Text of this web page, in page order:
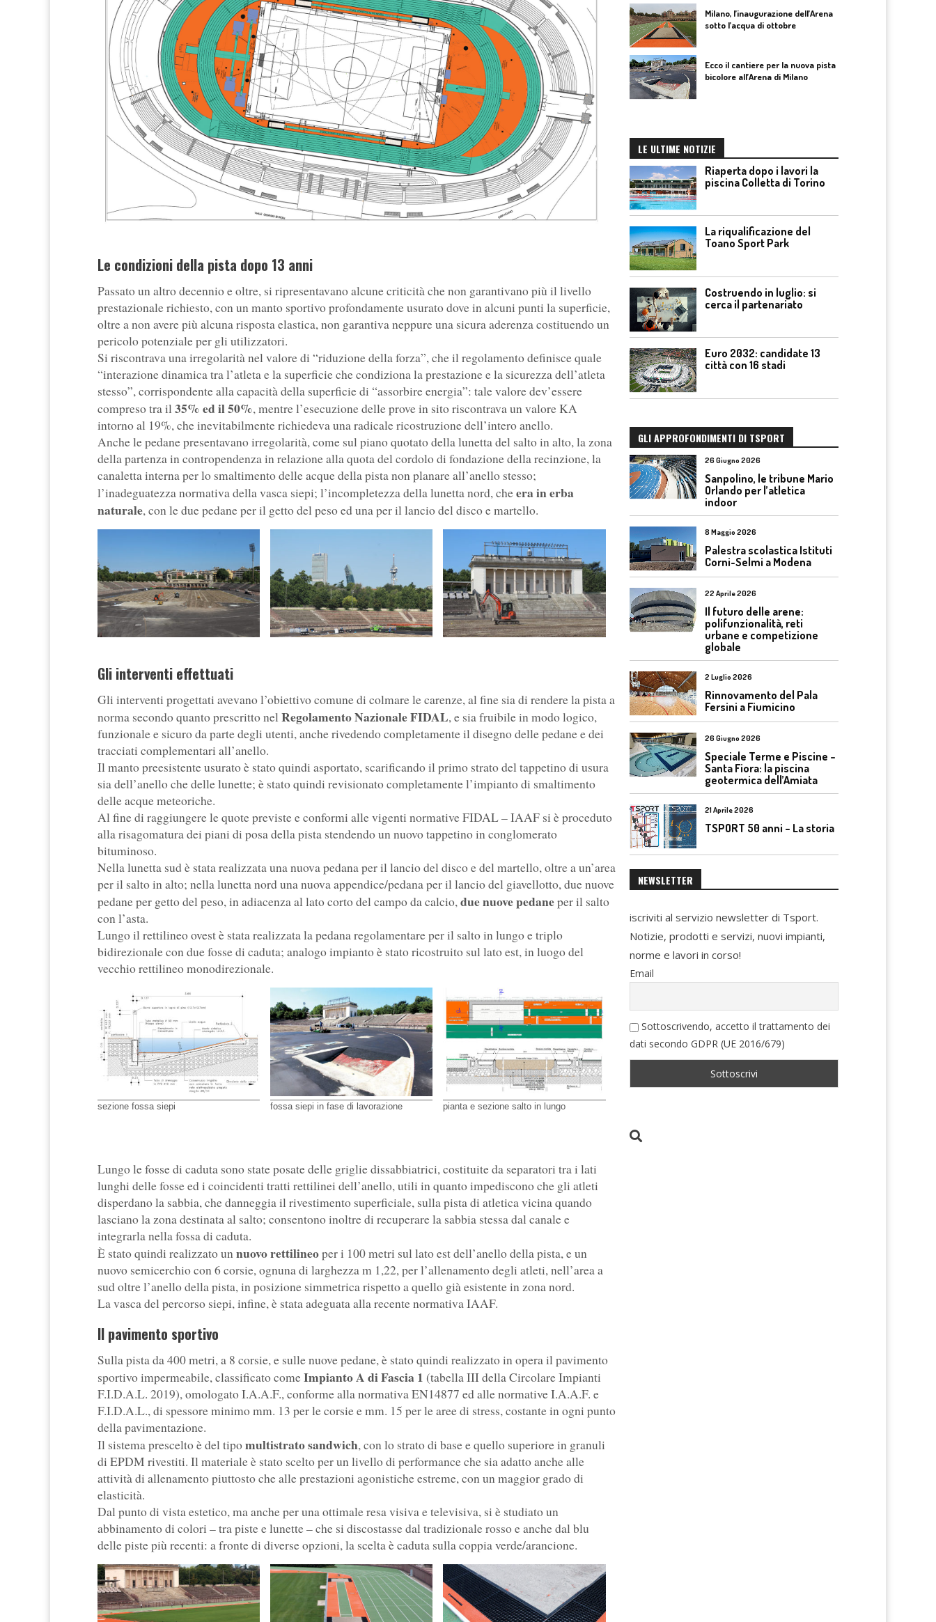
Le condizioni della pista dopo 13 anni
Passato un altro decennio e oltre, si ripresentavano alcune criticità che non garantivano più il livello
prestazionale richiesto, con un manto sportivo profondamente usurato dove in alcuni punti la superficie,
oltre a non avere più alcuna risposta elastica, non garantiva neppure una sicura aderenza costituendo un
pericolo potenziale per gli utilizzatori.
Si riscontrava una irregolarità nel valore di “riduzione della forza”, che il regolamento definisce quale
“interazione dinamica tra l’atleta e la superficie che condiziona la prestazione e la sicurezza dell’atleta
stesso”, corrispondente alla capacità della superficie di “assorbire energia”: tale valore dev’essere
compreso tra il 35% ed il 50%, mentre l’esecuzione delle prove in sito riscontrava un valore KA
intorno al 19%, che inevitabilmente richiedeva una radicale ricostruzione dell’intero anello.
Anche le pedane presentavano irregolarità, come sul piano quotato della lunetta del salto in alto, la zona
della partenza in contropendenza in relazione alla quota del cordolo di fondazione della recinzione, la
canaletta interna per lo smaltimento delle acque della pista non planare all’anello stesso;
l’inadeguatezza normativa della vasca siepi; l’incompletezza della lunetta nord, cheera in erba
naturale, con le due pedane per il getto del peso ed una per il lancio del disco e martello.
Gli interventi effettuati
Gli interventi progettati avevano l’obiettivo comune di colmare le carenze, al fine sia di rendere la pista a
norma secondo quanto prescritto nel Regolamento Nazionale FIDAL, e sia fruibile in modo logico,
funzionale e sicuro da parte degli utenti, anche rivedendo completamente il disegno delle pedane e dei
tracciati complementari all’anello.
Il manto preesistente usurato è stato quindi asportato, scarificando il primo strato del tappetino di usura
sia dell’anello che delle lunette; è stato quindi revisionato completamente l’impianto di smaltimento
delle acque meteoriche.
Al fine di raggiungere le quote previste e conformi alle vigenti normative FIDAL – IAAF si è proceduto
alla risagomatura dei piani di posa della pista stendendo un nuovo tappetino in conglomerato
bituminoso.
Nella lunetta sud è stata realizzata una nuova pedana per il lancio del disco e del martello, oltre a un’area
per il salto in alto; nella lunetta nord una nuova appendice/pedana per il lancio del giavellotto, due nuove
pedane per getto del peso, in adiacenza al lato corto del campo da calcio,due nuove pedaneper il salto
con l’asta.
Lungo il rettilineo ovest è stata realizzata la pedana regolamentare per il salto in lungo e triplo
bidirezionale con due fosse di caduta; analogo impianto è stato ricostruito sul lato est, in luogo del
vecchio rettilineo monodirezionale.
sezione fossa siepi fossa siepi in fase di lavorazione pianta e sezione salto in lungo
Lungo le fosse di caduta sono state posate delle griglie dissabbiatrici, costituite da separatori tra i lati
lunghi delle fosse ed i coincidenti tratti rettilinei dell’anello, utili in quanto impediscono che gli atleti
disperdano la sabbia, che danneggia il rivestimento superficiale, sulla pista di atletica vicina quando
lasciano la zona destinata al salto; consentono inoltre di recuperare la sabbia stessa dal canale e
integrarla nella fossa di caduta.
È stato quindi realizzato unnuovo rettilineoper i 100 metri sul lato est dell’anello della pista, e un
nuovo semicerchio con 6 corsie, ognuna di larghezza m 1,22, per l’allenamento degli atleti, nell’area a
sud oltre l’anello della pista, in posizione simmetrica rispetto a quello già esistente in zona nord.
La vasca del percorso siepi, infine, è stata adeguata alla recente normativa IAAF.
Il pavimento sportivo
Sulla pista da 400 metri, a 8 corsie, e sulle nuove pedane, è stato quindi realizzato in opera il pavimento
sportivo impermeabile, classificato comeImpianto A di Fascia 1 (tabella III della Circolare Impianti
F.I.D.A.L. 2019), omologato I.A.A.F., conforme alla normativa EN14877 ed alle normative I.A.A.F. e
F.I.D.A.L., di spessore minimo mm. 13 per le corsie e mm. 15 per le aree di stress, costante in ogni punto
della pavimentazione.
Il sistema prescelto è del tipomultistrato sandwich, con lo strato di base e quello superiore in granuli
di EPDM rivestiti. Il materiale è stato scelto per un livello di performance che sia adatto anche alle
attività di allenamento piuttosto che alle prestazioni agonistiche estreme, con un maggior grado di
elasticità.
Dal punto di vista estetico, ma anche per una ottimale resa visiva e televisiva, si è studiato un
abbinamento di colori – tra piste e lunette – che si discostasse dal tradizionale rosso e anche dal blu
delle piste più recenti: a fronte di diverse opzioni, la scelta è caduta sulla coppia verde/arancione.
Milano, l’inaugurazione dell’Arena
sotto l’acqua di ottobre
Ecco il cantiere per la nuova pista
bicolore all’Arena di Milano
LE ULTIME NOTIZIE
Riaperta dopo i lavori la
piscina Colletta di Torino
La riqualificazione del
Toano Sport Park
Costruendo in luglio: si
cerca il partenariato
Euro 2032: candidate 13
città con 16 stadi
GLI APPROFONDIMENTI DI TSPORT
26 Giugno 2026
Sanpolino, le tribune Mario
Orlando per l’atletica
indoor
8 Maggio 2026
Palestra scolastica Istituti
Corni-Selmi a Modena
22 Aprile 2026
Il futuro delle arene:
polifunzionalità, reti
urbane e competizione
globale
2 Luglio 2026
Rinnovamento del Pala
Fersini a Fiumicino
26 Giugno 2026
Speciale Terme e Piscine –
Santa Fiora: la piscina
geotermica dell’Amiata
21 Aprile 2026
TSPORT 50 anni – La storia
NEWSLETTER
iscriviti al servizio newsletter di Tsport.
Notizie, prodotti e servizi, nuovi impianti,
norme e lavori in corso!
Email
Sottoscrivendo, accetto il trattamento dei
dati secondo GDPR (UE 2016/679)